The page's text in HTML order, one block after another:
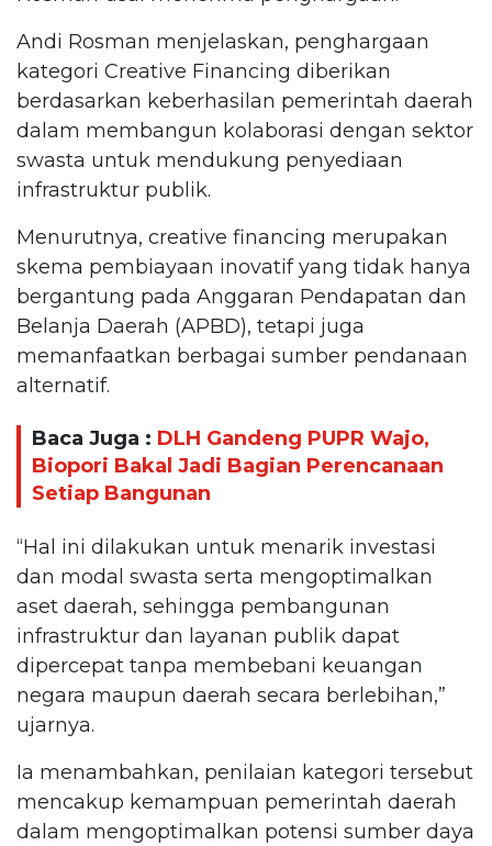
Andi Rosman menjelaskan, penghargaan
kategori Creative Financing diberikan
berdasarkan keberhasilan pemerintah daerah
dalam membangun kolaborasi dengan sektor
swasta untuk mendukung penyediaan
infrastruktur publik.
Menurutnya, creative financing merupakan
skema pembiayaan inovatif yang tidak hanya
bergantung pada Anggaran Pendapatan dan
Belanja Daerah (APBD), tetapi juga
memanfaatkan berbagai sumber pendanaan
alternatif.
Baca Juga : DLH Gandeng PUPR Wajo,
Biopori Bakal Jadi Bagian Perencanaan
Setiap Bangunan
“Hal ini dilakukan untuk menarik investasi
dan modal swasta serta mengoptimalkan
aset daerah, sehingga pembangunan
infrastruktur dan layanan publik dapat
dipercepat tanpa membebani keuangan
negara maupun daerah secara berlebihan,”
ujarnya.
Ia menambahkan, penilaian kategori tersebut
mencakup kemampuan pemerintah daerah
dalam mengoptimalkan potensi sumber daya